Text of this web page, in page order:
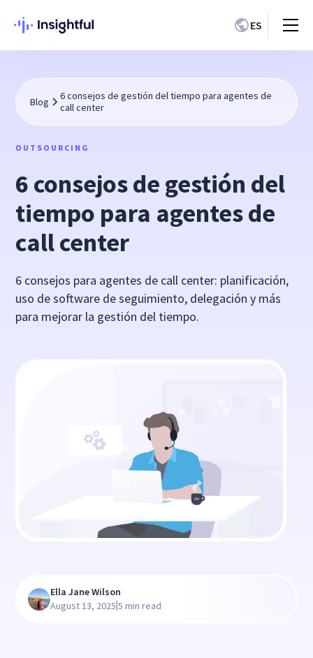
ES
Blog
6 consejos de gestión del tiempo para agentes de
call center
OUTSOURCING
6 consejos de gestión del
tiempo para agentes de
call center
6 consejos para agentes de call center: planificación,
uso de software de seguimiento, delegación y más
para mejorar la gestión del tiempo.
Ella Jane Wilson
August 13, 2025|5 min read